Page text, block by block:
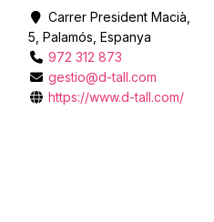
Carrer President Macià,
5, Palamós, Espanya
972 312 873
gestio@d-tall.com
https://www.d-tall.com/